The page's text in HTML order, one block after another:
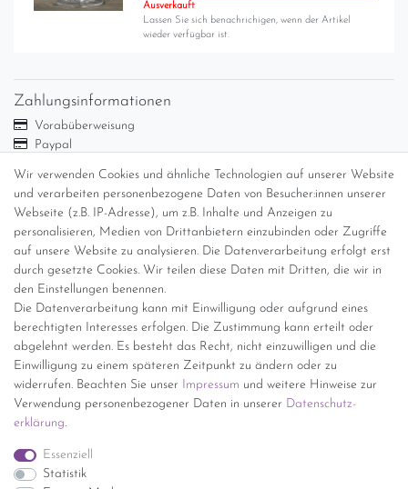
Ausverkauft
Lassen Sie sich benachrichigen, wenn der Artikel
wieder verfügbar ist.
Wir verwenden Cookies und ähnliche Technologien auf unserer Website
und verarbeiten personenbezogene Daten von Besucher:innen unserer
Webseite (z.B. IP-Adresse), um z.B. Inhalte und Anzeigen zu
personalisieren, Medien von Drittanbietern einzubinden oder Zugriffe
auf unsere Website zu analysieren. Die Datenverarbeitung erfolgt erst
durch gesetzte Cookies. Wir teilen diese Daten mit Dritten, die wir in
den Einstellungen benennen.
Die Datenverarbeitung kann mit Einwilligung oder aufgrund eines
berechtigten Interesses erfolgen. Die Zustimmung kann erteilt oder
abgelehnt werden. Es besteht das Recht, nicht einzuwilligen und die
Einwilligung zu einem späteren Zeitpunkt zu ändern oder zu
widerrufen. Beachten Sie unser Impressum und weitere Hinweise zur
Verwendung personenbezogener Daten in unserer Daten­schutz­
erklärung.
Essenziell
Statistik
Zahlungsinformationen
Vorabüberweisung
Paypal
Versandinformationen
Versand per GLS (6,90 Euro) oder DHL (8,49 Euro ) inkl. MwSt.
(innerhalb Deutschlands)
kostenfreie Lieferung ab 150 Euro Warenwert (innerhalb
Deutschlands)
Übersicht Internationale Versandkosten
Wir kaufen an
Sie haben zuviel Porzellan im Schrank? Gerne kaufen wir dieses an.
Einfach unverbindliches Angebot anfordern.
*Endpreis inkl. MwSt. (Dieser Artikel unterliegt gem. § 25a
UStG der Differenzbesteuerung, ein Ausweis der